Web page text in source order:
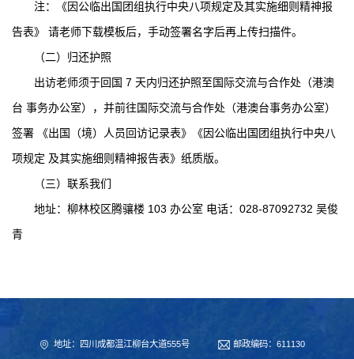
注：《因公临出国团组执行中央八项规定及其实施细则精神报
告表》 请老师下载模板后，手动签署名字后再上传扫描件。
（二）归还护照
出访老师须于回国 7 天内归还护照至国际交流与合作处（港澳
台 事务办公室），并前往国际交流与合作处（港澳台事务办公室）
签署 《出国（境）人员回访记录表》《因公临出国团组执行中央八
项规定 及其实施细则精神报告表》纸质版。
（三）联系我们
地址：柳林校区腾骧楼 103 办公室 电话：028-87092732 吴俊
青
地址：四川成都温江柳台大道555号 邮政编码：611130